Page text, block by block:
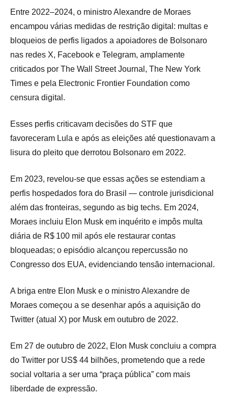
Entre 2022–2024, o ministro Alexandre de Moraes
encampou várias medidas de restrição digital: multas e
bloqueios de perfis ligados a apoiadores de Bolsonaro
nas redes X, Facebook e Telegram, amplamente
criticados por The Wall Street Journal, The New York
Times e pela Electronic Frontier Foundation como
censura digital.
Esses perfis criticavam decisões do STF que
favoreceram Lula e após as eleições até questionavam a
lisura do pleito que derrotou Bolsonaro em 2022.
Em 2023, revelou-se que essas ações se estendiam a
perfis hospedados fora do Brasil — controle jurisdicional
além das fronteiras, segundo as big techs. Em 2024,
Moraes incluiu Elon Musk em inquérito e impôs multa
diária de R$ 100 mil após ele restaurar contas
bloqueadas; o episódio alcançou repercussão no
Congresso dos EUA, evidenciando tensão internacional.
A briga entre Elon Musk e o ministro Alexandre de
Moraes começou a se desenhar após a aquisição do
Twitter (atual X) por Musk em outubro de 2022.
Em 27 de outubro de 2022, Elon Musk concluiu a compra
do Twitter por US$ 44 bilhões, prometendo que a rede
social voltaria a ser uma “praça pública” com mais
liberdade de expressão.